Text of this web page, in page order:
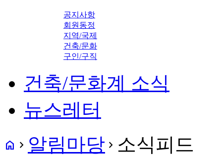
공지사항
회원동정
지역/국제
건축/문화
구인/구직
건축/문화계 소식
뉴스레터
home navigate_next 알림마당 navigate_next 소식피드